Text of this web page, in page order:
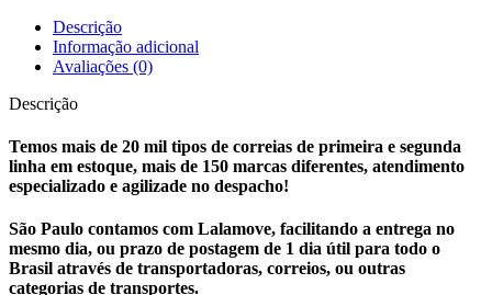
Descrição
Informação adicional
Avaliações (0)
Descrição
Temos mais de 20 mil tipos de correias de primeira e segunda
linha em estoque, mais de 150 marcas diferentes, atendimento
especializado e agilizade no despacho!
São Paulo contamos com Lalamove, facilitando a entrega no
mesmo dia, ou prazo de postagem de 1 dia útil para todo o
Brasil através de transportadoras, correios, ou outras
categorias de transportes.